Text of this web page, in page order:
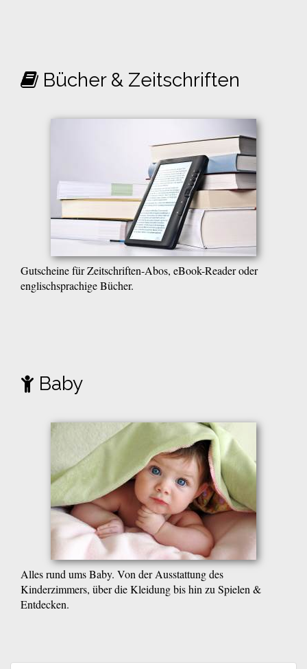
Bücher & Zeitschriften
Gutscheine für Zeitschriften-Abos, eBook-Reader oder
englischsprachige Bücher.
Baby
Alles rund ums Baby. Von der Ausstattung des
Kinderzimmers, über die Kleidung bis hin zu Spielen &
Entdecken.